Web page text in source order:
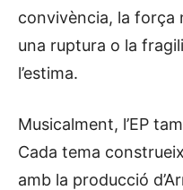
convivència, la força
una ruptura o la
l’estima.
Musicalment, l’EP
Cada tema
amb la producció